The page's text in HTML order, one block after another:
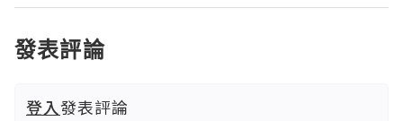
發表評論
登入發表評論